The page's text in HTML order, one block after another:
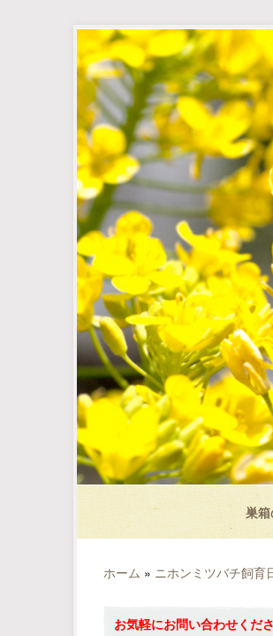
巣
ホーム » ニホンミツバチ飼育
お気軽にお問い合わせくだ